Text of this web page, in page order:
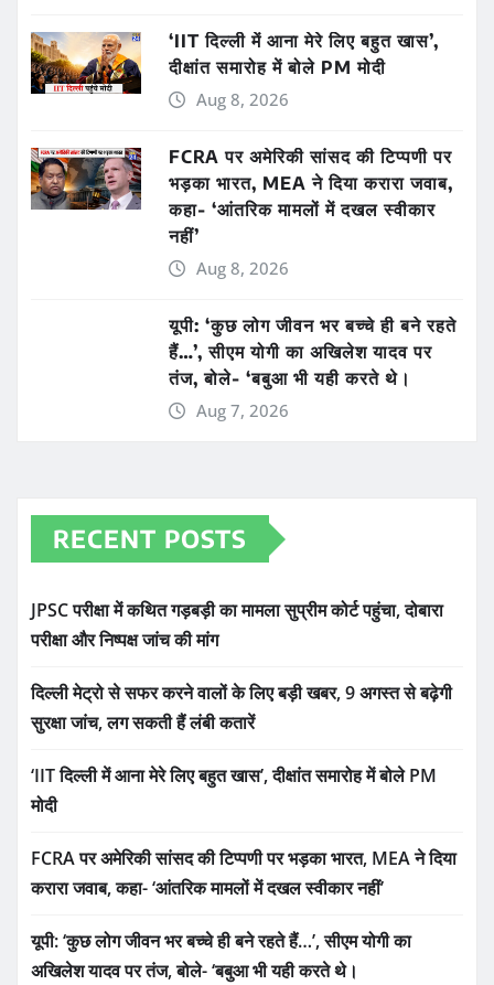
‘IIT दिल्ली में आना मेरे लिए बहुत खास’,
दीक्षांत समारोह में बोले PM मोदी
Aug 8, 2026
FCRA पर अमेरिकी सांसद की टिप्पणी पर
भड़का भारत, MEA ने दिया करारा जवाब,
कहा- ‘आंतरिक मामलों में दखल स्वीकार
नहीं’
Aug 8, 2026
यूपी: ‘कुछ लोग जीवन भर बच्चे ही बने रहते
हैं…’, सीएम योगी का अखिलेश यादव पर
तंज, बोले- ‘बबुआ भी यही करते थे।
Aug 7, 2026
RECENT POSTS
JPSC परीक्षा में कथित गड़बड़ी का मामला सुप्रीम कोर्ट पहुंचा, दोबारा
परीक्षा और निष्पक्ष जांच की मांग
दिल्ली मेट्रो से सफर करने वालों के लिए बड़ी खबर, 9 अगस्त से बढ़ेगी
सुरक्षा जांच, लग सकती हैं लंबी कतारें
‘IIT दिल्ली में आना मेरे लिए बहुत खास’, दीक्षांत समारोह में बोले PM
मोदी
FCRA पर अमेरिकी सांसद की टिप्पणी पर भड़का भारत, MEA ने दिया
करारा जवाब, कहा- ‘आंतरिक मामलों में दखल स्वीकार नहीं’
यूपी: ‘कुछ लोग जीवन भर बच्चे ही बने रहते हैं…’, सीएम योगी का
अखिलेश यादव पर तंज, बोले- ‘बबुआ भी यही करते थे।